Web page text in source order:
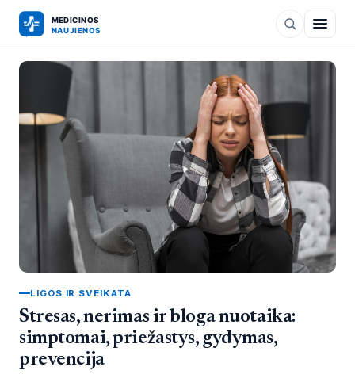
LIGOS IR SVEIKATA
Stresas, nerimas ir bloga nuotaika:
simptomai, priežastys, gydymas,
prevencija